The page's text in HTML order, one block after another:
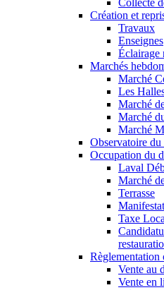
Collecte
Création et
Travaux
Enseignes
Éclairage
Marchés
Marché
Les
Marché
Marché
Marché
Observatoire du
Occupation du
Laval
Marché
Terrasse
Taxe
Règlementation
Vente au
Vente en